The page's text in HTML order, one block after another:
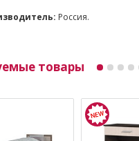
Россия.
товары